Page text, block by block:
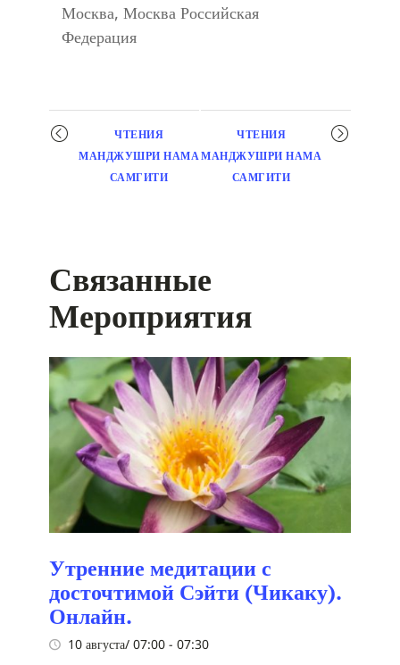
Москва, Москва Российская
Федерация
Мероприятие
навигация
ЧТЕНИЯ
МАНДЖУШРИ НАМА
САМГИТИ
ЧТЕНИЯ
МАНДЖУШРИ НАМА
САМГИТИ
Связанные
Мероприятия
Утренние медитации с
досточтимой Сэйти (Чикаку).
Онлайн.
10 августа/ 07:00 - 07:30